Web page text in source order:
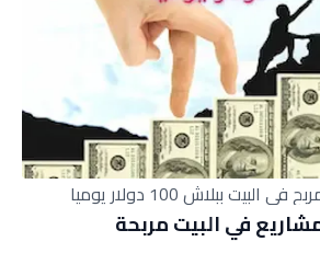
ببلاش 100 دولار يوميا
في البيت مربحة